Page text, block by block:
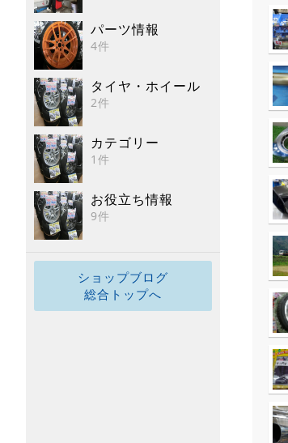
パーツ情報
4件
タイヤ・ホイール
2件
カテゴリー
1件
お役立ち情報
9件
ショップブログ
総合トップへ